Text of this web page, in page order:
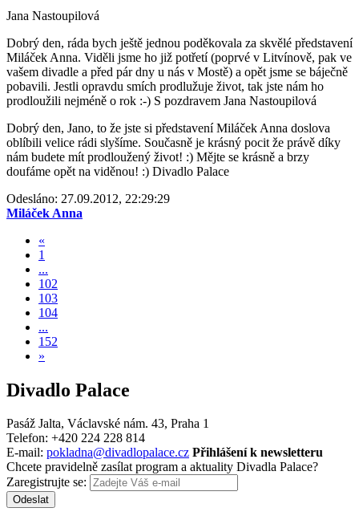
Jana Nastoupilová
Dobrý den, ráda bych ještě jednou poděkovala za skvělé představení
Miláček Anna. Viděli jsme ho již potřetí (poprvé v Litvínově, pak ve
vašem divadle a před pár dny u nás v Mostě) a opět jsme se báječně
pobavili. Jestli opravdu smích prodlužuje život, tak jste nám ho
prodloužili nejméně o rok :-) S pozdravem Jana Nastoupilová
Dobrý den, Jano, to že jste si představení Miláček Anna doslova
oblíbili velice rádi slyšíme. Současně je krásný pocit že právě díky
nám budete mít prodloužený život! :) Mějte se krásně a brzy
doufáme opět na viděnou! :) Divadlo Palace
Odesláno: 27.09.2012, 22:29:29
Miláček Anna
«
1
...
102
103
104
...
152
»
Divadlo Palace
Pasáž Jalta, Václavské nám. 43, Praha 1
Telefon: +420 224 228 814
E-mail: pokladna@divadlopalace.cz Přihlášení k newsletteru
Chcete pravidelně zasílat program a aktuality Divadla Palace?
Zaregistrujte se:
Odeslat